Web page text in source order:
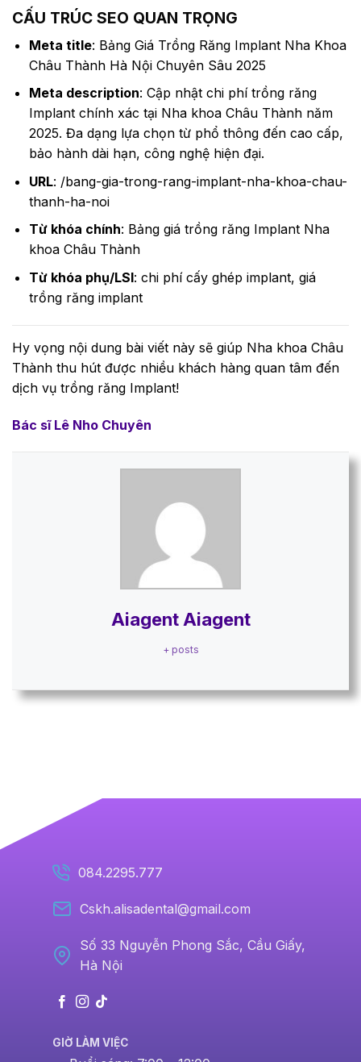
CẤU TRÚC SEO QUAN TRỌNG
Meta title: Bảng Giá Trồng Răng Implant Nha Khoa
Châu Thành Hà Nội Chuyên Sâu 2025
Meta description: Cập nhật chi phí trồng răng
Implant chính xác tại Nha khoa Châu Thành năm
2025. Đa dạng lựa chọn từ phổ thông đến cao cấp,
bảo hành dài hạn, công nghệ hiện đại.
URL: /bang-gia-trong-rang-implant-nha-khoa-chau-
thanh-ha-noi
Từ khóa chính: Bảng giá trồng răng Implant Nha
khoa Châu Thành
Từ khóa phụ/LSI: chi phí cấy ghép implant, giá
trồng răng implant
Hy vọng nội dung bài viết này sẽ giúp Nha khoa Châu
Thành thu hút được nhiều khách hàng quan tâm đến
dịch vụ trồng răng Implant!
Bác sĩ Lê Nho Chuyên
Aiagent Aiagent
+ posts
084.2295.777
Cskh.alisadental@gmail.com
Số 33 Nguyễn Phong Sắc, Cầu Giấy,
Hà Nội
GIỜ LÀM VIỆC